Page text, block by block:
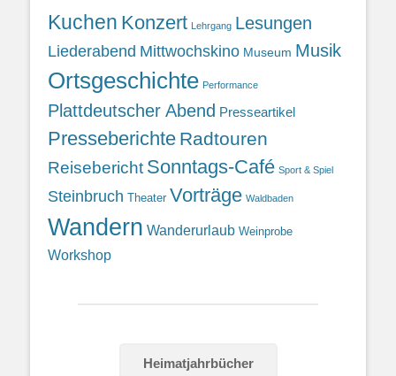
Kuchen Konzert Lehrgang Lesungen
Liederabend Mittwochskino Museum Musik
Ortsgeschichte Performance
Plattdeutscher Abend Presseartikel
Presseberichte Radtouren
Reisebericht Sonntags-Café Sport & Spiel
Steinbruch Theater Vorträge Waldbaden
Wandern Wanderurlaub Weinprobe
Workshop
Heimatjahrbücher